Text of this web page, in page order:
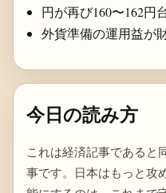
円が再び160〜162円
外貨準備の運用益が
今日の読み方
これは経済記事であると
事です。日本はもっと攻